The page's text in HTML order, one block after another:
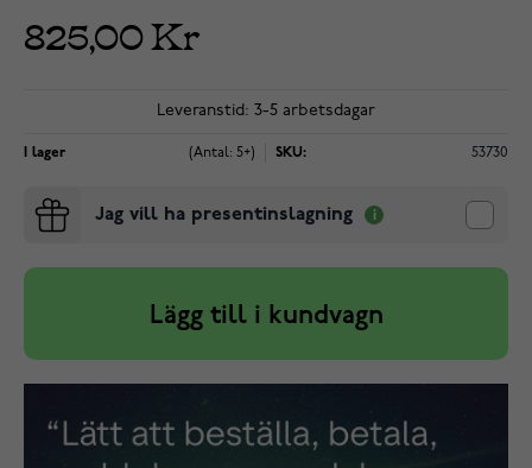
825,00 Kr
Leveranstid: 3-5 arbetsdagar
I lager (Antal: 5+) SKU: 53730
Jag vill ha presentinslagning
Lägg till i kundvagn